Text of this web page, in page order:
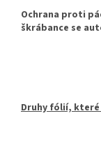
Ochrana proti
škrábance se
Druhy fólií,